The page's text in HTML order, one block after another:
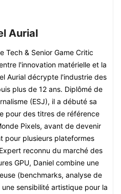
Aurial
Tech & Senior Game Critic
l'innovation matérielle et la
Aurial décrypte l'industrie des
plus de 12 ans. Diplômé de
(ESJ), il a débuté sa
pour des titres de référence
Pixels, avant de devenir
pour plusieurs plateformes
reconnu du marché des
GPU, Daniel combine une
(benchmarks, analyse de
sensibilité artistique pour la